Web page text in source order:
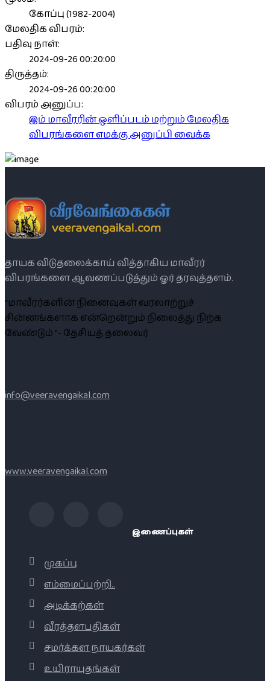
கோப்பு (1982-2004)
மேலதிக விபரம்:
பதிவு நாள்:
2024-09-26 00:20:00
திருத்தம்:
2024-09-26 00:20:00
விபரம் அனுப்ப:
இம் மாவீரரின் ஒளிப்படம் மற்றும் மேலதிக
விபரங்களை எமக்கு அனுப்பி வைக்க
தாயக விடுதலைக்காய் வித்தாகிய மாவீரர்
விபரங்களை ஆவணப்படுத்தும் ஓர் தரவுத்தளம்.
“மாவீரர்களின் நினைவுகள் வரலாற்றுச்
சின்னங்களாக என்றென்றும் நிலைத்து நிற்க
வேண்டும் ”- தேசியத் தலைவர்
info@veeravengaikal.com
www.veeravengaikal.com
இணைப்புகள்
முகப்பு
எம்மைப்பற்றி..
அடிக்கற்கள்
வீரத்தளபதிகள்
சமர்க்கள நாயகர்கள்
உயிராயுதங்கள்